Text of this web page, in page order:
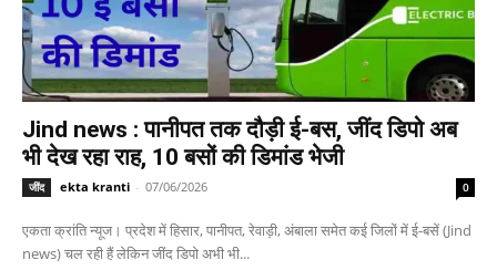
Jind news : पानीपत तक दौड़ी ई-बस, जींद डिपो अब
भी देख रहा राह, 10 बसों की डिमांड भेजी
जींद ekta kranti - 07/06/2026 0
एकता क्रांति न्यूज। प्रदेश में हिसार, पानीपत, रेवाड़ी, अंबाला समेत कई जिलों में ई-बसें (Jind
news) चल रही हैं लेकिन जींद डिपो अभी भी...